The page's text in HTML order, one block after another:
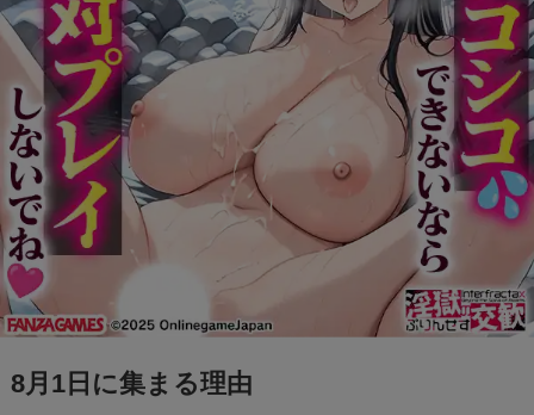
MAZZEL・RYUKIのヘアメイク匂わせとは？時
系列で調査
映画『銀行強盗：完全マニュアル』公開中止の
理由は？なぜなのか徹底調査
モンスト抽選会の炎上理由は？謝罪と再実施の
経緯をわかりやすく解説
フェルメール展のtabiwa先行チケット待ち？ア
8月1日に集まる理由